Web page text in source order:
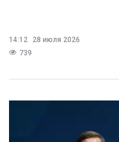
14:12
28 июля 2026
739